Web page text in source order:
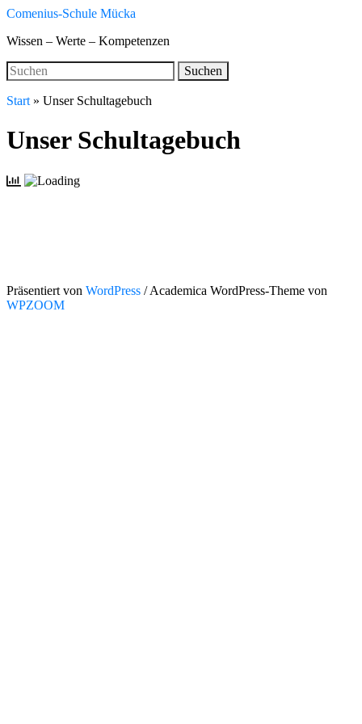
Skip
main
Comenius-Schule Mücka
Wissen – Werte – Kompetenzen
Search
for:
Suchen
Start » Unser Schultagebuch
Unser Schultagebuch
Präsentiert von WordPress / Academica WordPress-Theme von
WPZOOM